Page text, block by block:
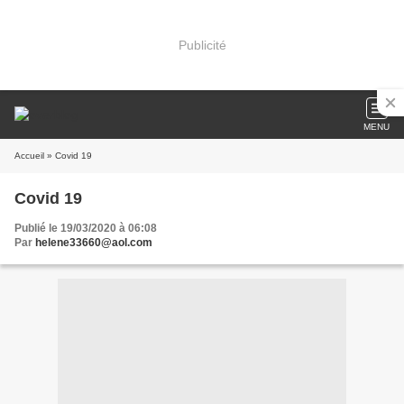
Publicité
MENU
Accueil » Covid 19
Covid 19
Publié le 19/03/2020 à 06:08
Par helene33660@aol.com